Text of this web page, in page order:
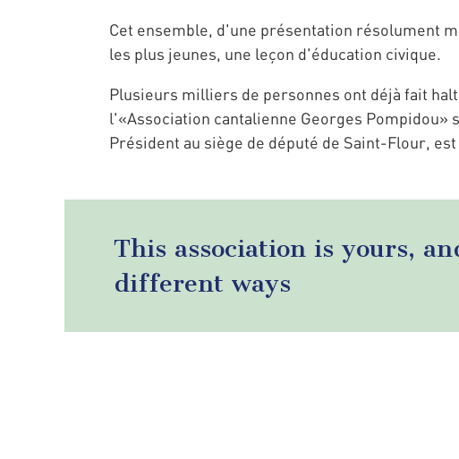
Cet ensemble, d'une présentation résolument
les plus jeunes, une leçon d'éducation civique.
Plusieurs milliers de personnes ont déjà fait
l'«Association cantalienne Georges
Président au siège de député de Saint-Flour,
This association is yours,
different ways